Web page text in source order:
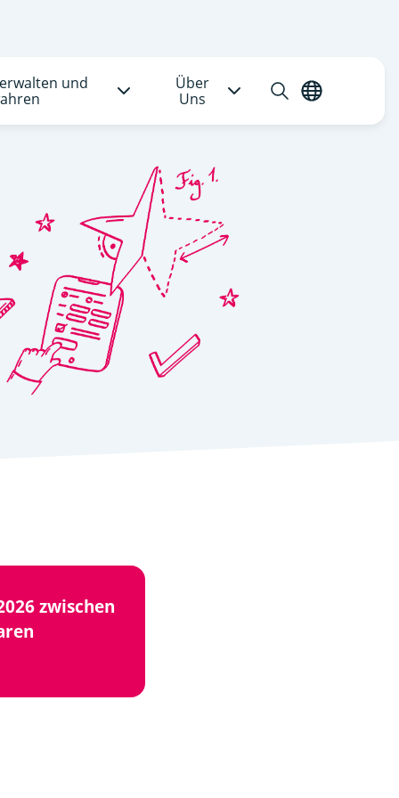
und
Über
Uns
SucheDeutsch
zwischen